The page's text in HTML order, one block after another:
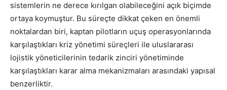
sistemlerin ne derece kırılgan olabileceğini açık biçimde
ortaya koymuştur. Bu süreçte dikkat çeken en önemli
noktalardan biri, kaptan pilotların uçuş operasyonlarında
karşılaştıkları kriz yönetimi süreçleri ile uluslararası
lojistik yöneticilerinin tedarik zinciri yönetiminde
karşılaştıkları karar alma mekanizmaları arasındaki yapısal
benzerliktir.